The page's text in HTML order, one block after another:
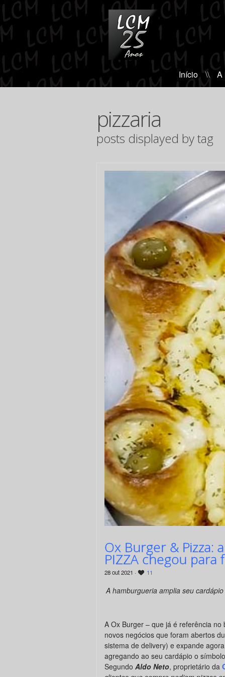
Início \\ A
pizzaria
posts displayed by tag
Ox Burger & Pizza:
PIZZA chegou para
28 out 2021 · 11
A hamburgueria amplia seu
A Ox Burger – que já é referência
novos negócios que foram abertos
sistema de delivery) e expande
agregando ao seu cardápio o
Segundo Aldo Neto, proprietário da